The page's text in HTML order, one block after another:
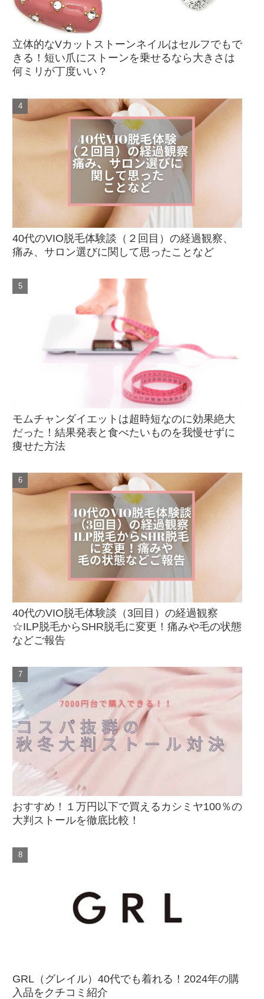
立体的なVカットストーンネイルはセルフでもで
きる！短い爪にストーンを乗せるなら大きさは
何ミリが丁度いい？
40代のVIO脱毛体験談（２回目）の経過観察、
痛み、サロン選びに関して思ったことなど
モムチャンダイエットは超時短なのに効果絶大
だった！結果発表と食べたいものを我慢せずに
痩せた方法
40代のVIO脱毛体験談（3回目）の経過観察
☆ILP脱毛からSHR脱毛に変更！痛みや毛の状態
などご報告
おすすめ！１万円以下で買えるカシミヤ100％の
大判ストールを徹底比較！
GRL（グレイル）40代でも着れる！2024年の購
入品をクチコミ紹介